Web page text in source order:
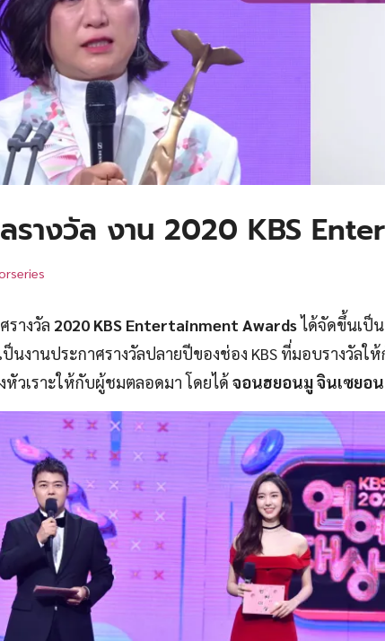
รางวัล งาน 2020 KBS
รางวัล 2020 KBS Entertainment Awardsได้จัดขึ้นเป็
ป็นงานประกาศรางวัลปลายปีของช่อง KBS ที่มอบรางวัล
หัวเราะให้กับผู้ชมตลอดมา โดยได้ จอนฮยอนมู จินเซยอน